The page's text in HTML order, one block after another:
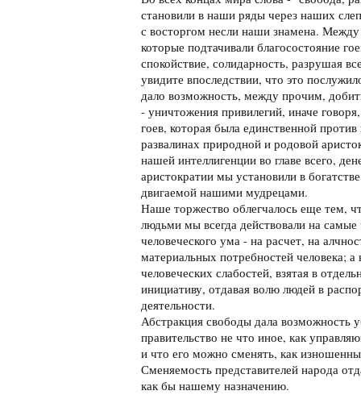
становили в наши ряды через наших
с восторгом несли наши знамена.
которые подтачивали благосостояние
спокойствие, солидарность, разрушая
увидите впоследствии, что это
дало возможность, между прочим,
- уничтожения привилегий, иначе
гоев, которая была единственной
развалинах природной и родовой
нашей интеллигенции во главе всего,
аристократии мы установили в
двигаемой нашими мудрецами.
Наше торжество облегчалось еще тем,
людьми мы всегда действовали на
человеческого ума - на расчет, на
материальных потребностей человека;
человеческих слабостей, взятая в
инициативу, отдавая волю людей в
деятельности.
Абстракция свободы дала возможность
правительство не что иное, как
и что его можно сменять, как
Сменяемость представителей народа
как бы нашему назначению.